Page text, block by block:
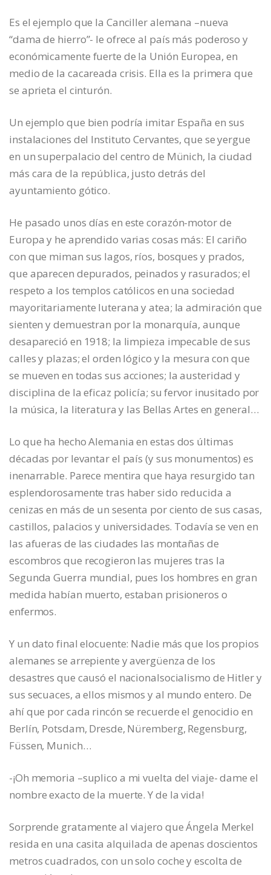
Es el ejemplo que la Canciller alemana –nueva
“dama de hierro”- le ofrece al país más poderoso y
económicamente fuerte de la Unión Europea, en
medio de la cacareada crisis. Ella es la primera que
se aprieta el cinturón.
Un ejemplo que bien podría imitar España en sus
instalaciones del Instituto Cervantes, que se yergue
en un superpalacio del centro de Münich, la ciudad
más cara de la república, justo detrás del
ayuntamiento gótico.
He pasado unos días en este corazón-motor de
Europa y he aprendido varias cosas más: El cariño
con que miman sus lagos, ríos, bosques y prados,
que aparecen depurados, peinados y rasurados; el
respeto a los templos católicos en una sociedad
mayoritariamente luterana y atea; la admiración que
sienten y demuestran por la monarquía, aunque
desapareció en 1918; la limpieza impecable de sus
calles y plazas; el orden lógico y la mesura con que
se mueven en todas sus acciones; la austeridad y
disciplina de la eficaz policía; su fervor inusitado por
la música, la literatura y las Bellas Artes en general…
Lo que ha hecho Alemania en estas dos últimas
décadas por levantar el país (y sus monumentos) es
inenarrable. Parece mentira que haya resurgido tan
esplendorosamente tras haber sido reducida a
cenizas en más de un sesenta por ciento de sus casas,
castillos, palacios y universidades. Todavía se ven en
las afueras de las ciudades las montañas de
escombros que recogieron las mujeres tras la
Segunda Guerra mundial, pues los hombres en gran
medida habían muerto, estaban prisioneros o
enfermos.
Y un dato final elocuente: Nadie más que los propios
alemanes se arrepiente y avergüenza de los
desastres que causó el nacionalsocialismo de Hitler y
sus secuaces, a ellos mismos y al mundo entero. De
ahí que por cada rincón se recuerde el genocidio en
Berlín, Potsdam, Dresde, Nüremberg, Regensburg,
Füssen, Munich…
-¡Oh memoria –suplico a mi vuelta del viaje- dame el
nombre exacto de la muerte. Y de la vida!
Sorprende gratamente al viajero que Ángela Merkel
resida en una casita alquilada de apenas doscientos
metros cuadrados, con un solo coche y escolta de